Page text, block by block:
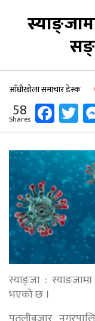
आँधीखोला समाचार डेस्क
58
Shares
स्याङ्जा :
भएको छ ।